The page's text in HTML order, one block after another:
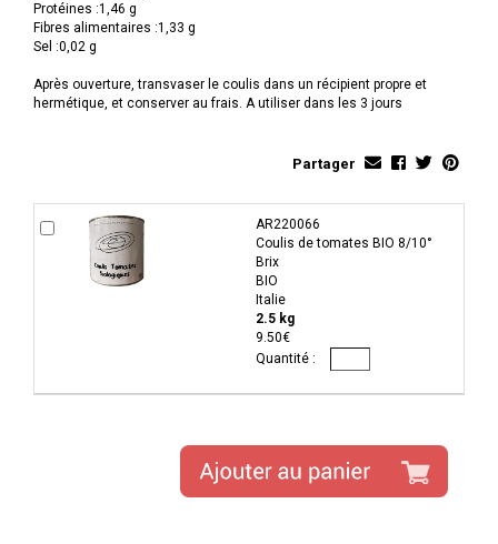
Protéines :1,46 g
Fibres alimentaires :1,33 g
Sel :0,02 g
Après ouverture, transvaser le coulis dans un récipient propre et
hermétique, et conserver au frais. A utiliser dans les 3 jours
Partager
AR220066
Coulis de tomates BIO 8/10°
Brix
BIO
Italie
2.5 kg
9.50€